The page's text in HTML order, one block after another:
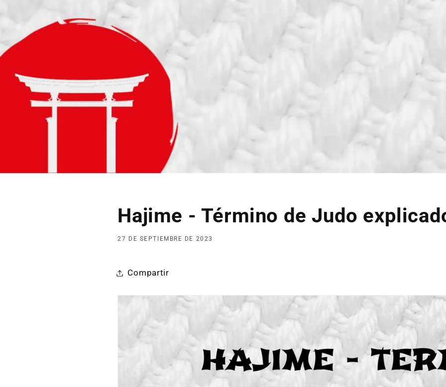
Hajime - Término de Judo
27 DE SEPTIEMBRE DE 2023
Compartir